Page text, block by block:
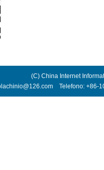
(C) China Internet
Telefono: +86-